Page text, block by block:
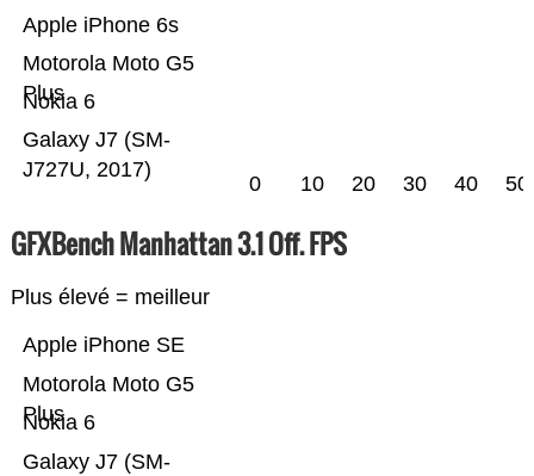
Galaxy J7 (SM-
J727U, 2017)
Nokia 6
Motorola Moto G5
Plus
Apple iPhone 6s
0 10 20 30 40 50
GFXBench Manhattan 3.1 Off. FPS
Plus élevé = meilleur
Galaxy J7 (SM-
Nokia 6
Motorola Moto G5
Plus
Apple iPhone SE